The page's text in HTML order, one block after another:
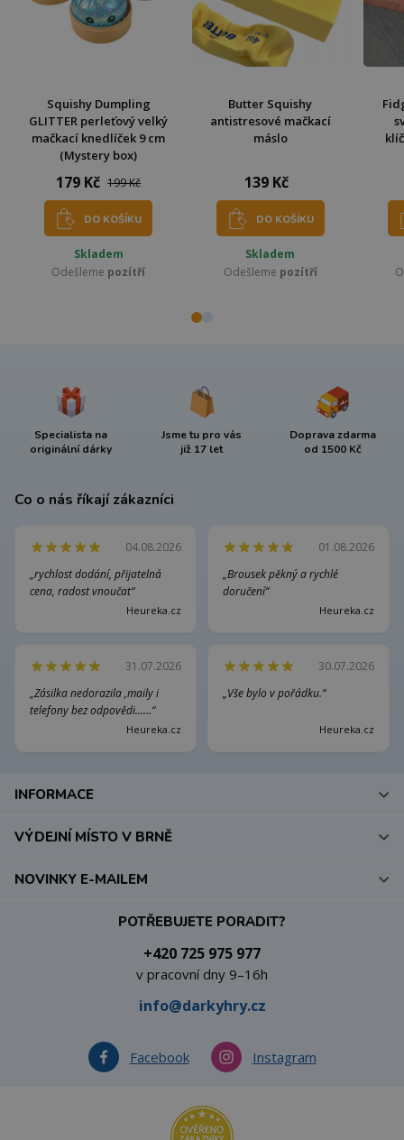
Squishy Dumpling
GLITTER perleťový velký
mačkací knedlíček 9 cm
(Mystery box)
179 Kč 199 Kč
DO KOŠÍKU
Skladem
Odešleme pozítří
Butter Squishy
antistresové mačkací
máslo
139 Kč
DO KOŠÍKU
Skladem
Odešleme pozítří
Specialista na
originální dárky
Jsme tu pro vás
již 17 let
Doprava zdarma
od 1500 Kč
Co o nás říkají zákazníci
04.08.2026
„rychlost dodání, přijatelná
cena, radost vnoučat“
Heureka.cz
01.08.2026
„Brousek pěkný a rychlé
doručení“
Heureka.cz
31.07.2026
„Zásilka nedorazila ,maily i
telefony bez odpovědi......“
Heureka.cz
30.07.2026
„Vše bylo v pořádku.“
Heureka.cz
INFORMACE
VÝDEJNÍ MÍSTO V BRNĚ
POTŘEBUJETE PORADIT?
+420 725 975 977
v pracovní dny 9–16h
info@darkyhry.cz
Facebook Instagram
NOVINKY E-MAILEM